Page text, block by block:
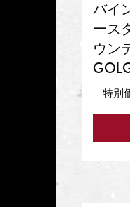
バイ
ース
ウン
特別